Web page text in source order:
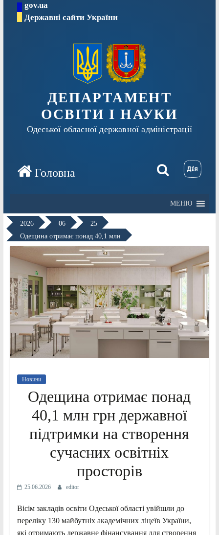
Перейтиgov.ua
Державні сайти України
ДЕПАРТАМЕНТ
ОСВІТИ І НАУКИ
Одеської обласної державної адміністрації
МЕНЮ
2026 06
25
Одещина отримає понад 40,1 млн
Новини
Одещина отримає понад
40,1 млн грн державної
підтримки на створення
сучасних освітніх
просторів
25.06.2026 editor
Вісім закладів освіти Одеської області увійшли до
переліку 130 майбутніх академічних ліцеїв України,
які отримають державне фінансування для створення